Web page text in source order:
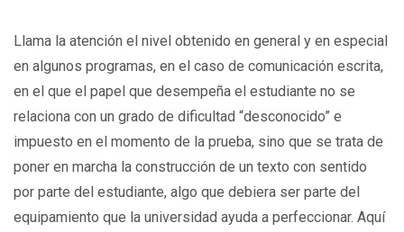
Llama la atención el nivel obtenido en general y en especial
en algunos programas, en el caso de comunicación escrita,
en el que el papel que desempeña el estudiante no se
relaciona con un grado de dificultad “desconocido” e
impuesto en el momento de la prueba, sino que se trata de
poner en marcha la construcción de un texto con sentido
por parte del estudiante, algo que debiera ser parte del
equipamiento que la universidad ayuda a perfeccionar. Aquí